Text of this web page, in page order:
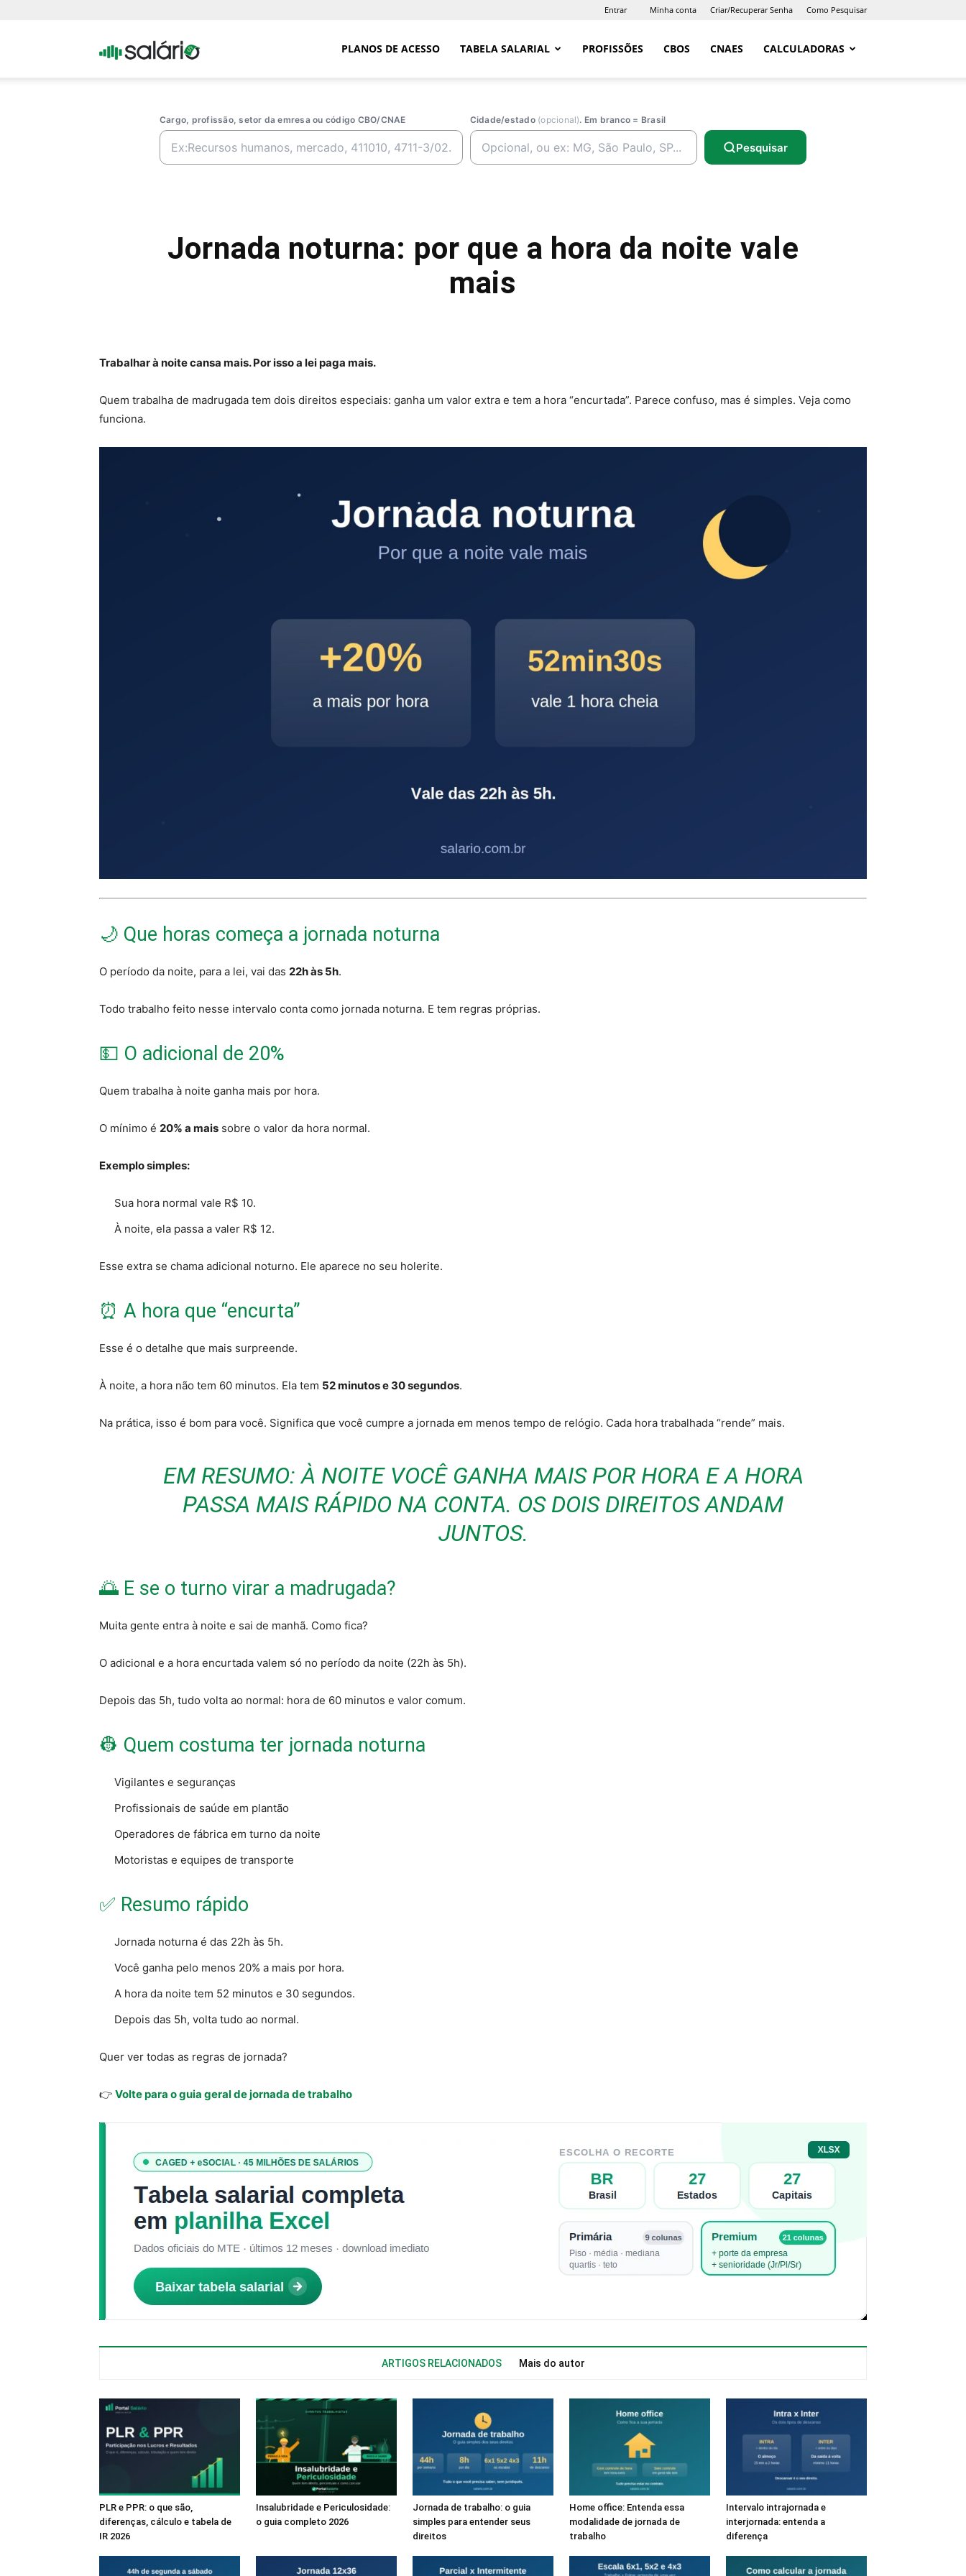
Entrar Minha conta Criar/Recuperar Senha Como Pesquisar
Portal PLANOS DE ACESSO TABELA SALARIAL PROFISSÕES CBOS CNAES CALCULADORAS
Cargo, profissão, setor da emresa ou código CBO/CNAE Cidade/estado (opcional). Em branco = Brasil
Pesquisar
Jornada noturna: por que a hora da noite vale
mais
Trabalhar à noite cansa mais. Por isso a lei paga mais.
Quem trabalha de madrugada tem dois direitos especiais: ganha um valor extra e tem a hora “encurtada”. Parece confuso, mas é simples. Veja como
funciona.
🌙 Que horas começa a jornada noturna
O período da noite, para a lei, vai das 22h às 5h.
Todo trabalho feito nesse intervalo conta como jornada noturna. E tem regras próprias.
💵 O adicional de 20%
Quem trabalha à noite ganha mais por hora.
O mínimo é 20% a mais sobre o valor da hora normal.
Exemplo simples:
Sua hora normal vale R$ 10.
À noite, ela passa a valer R$ 12.
Esse extra se chama adicional noturno. Ele aparece no seu holerite.
⏰ A hora que “encurta”
Esse é o detalhe que mais surpreende.
À noite, a hora não tem 60 minutos. Ela tem 52 minutos e 30 segundos.
Na prática, isso é bom para você. Significa que você cumpre a jornada em menos tempo de relógio. Cada hora trabalhada “rende” mais.
EM RESUMO: À NOITE VOCÊ GANHA MAIS POR HORA E A HORA
PASSA MAIS RÁPIDO NA CONTA. OS DOIS DIREITOS ANDAM
JUNTOS.
🌅 E se o turno virar a madrugada?
Muita gente entra à noite e sai de manhã. Como fica?
O adicional e a hora encurtada valem só no período da noite (22h às 5h).
Depois das 5h, tudo volta ao normal: hora de 60 minutos e valor comum.
👷 Quem costuma ter jornada noturna
Vigilantes e seguranças
Profissionais de saúde em plantão
Operadores de fábrica em turno da noite
Motoristas e equipes de transporte
✅ Resumo rápido
Jornada noturna é das 22h às 5h.
Você ganha pelo menos 20% a mais por hora.
A hora da noite tem 52 minutos e 30 segundos.
Depois das 5h, volta tudo ao normal.
Quer ver todas as regras de jornada?
👉 Volte para o guia geral de jornada de trabalho
ARTIGOS RELACIONADOS Mais do autor
PLR e PPR: o que são,
diferenças, cálculo e tabela de
IR 2026
Insalubridade e Periculosidade:
o guia completo 2026
Jornada de trabalho: o guia
simples para entender seus
direitos
Home office: Entenda essa
modalidade de jornada de
trabalho
Intervalo intrajornada e
interjornada: entenda a
diferença